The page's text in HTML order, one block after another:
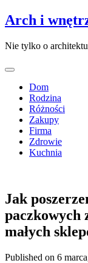
Arch i
Nie tylko o
Dom
Rodzina
Różności
Zakupy
Firma
Zdrowie
Kuchnia
Jak
paczkowych
małych
Published on 6